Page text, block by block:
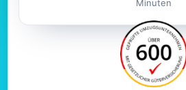
Minuten